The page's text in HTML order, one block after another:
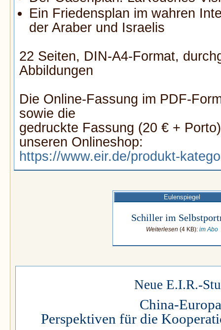
Ein Friedensplan im wahren
der Araber und Israelis
22 Seiten, DIN-A4-Format,
Abbildungen
Die Online-Fassung im PDF-
sowie die
gedruckte Fassung (20 € +
unseren Onlineshop:
https://www.eir.de/produkt-
Eulenspiegel
Schiller im
Weiterlesen (4 KB): im Abo
Neue E.I.R.-
China-
Perspektiven für die